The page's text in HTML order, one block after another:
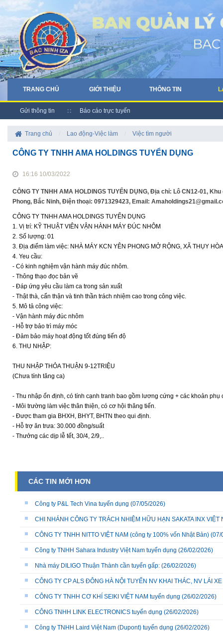
TRANG CHỦ GIỚI THIỆU THÔNG TIN
Gửi thông tin Báo cáo trực tuyến
Trang chủ Lao động-Việc làm Việc tìm người
CÔNG TY TNHH AMA HOLDINGS TUYỂN DỤNG
16:16 10/03/2022
CÔNG TY TNHH AMA HOLDINGS TUYỂN DỤNG, Địa chỉ: Lô CN12-01,
Phong, Bắc Ninh, Điện thoại: 0971329423, Email:
CÔNG TY TNHH AMA HOLDINGS TUYỂN DỤNG
1. Vị trí: KỸ THUẬT VIÊN VẬN HÀNH MÁY ĐÚC NHÔM
2. Số lượng: 01
3. Địa điểm làm việc: NHÀ MÁY KCN YÊN PHONG MỞ RỘNG, XÃ THỤY
4. Yeu cầu:
- Có kinh nghiệm vận hành máy đúc nhôm.
- Thông thạo đọc bản vẽ
- Đáp ứng yêu cầu làm ca trong sản xuất
- Thật thà, cẩn thận và tinh thần trách nhiệm cao trong công việc.
5. Mô tả công việc:
- Vận hành máy đúc nhôm
- Hỗ trợ bảo trì máy móc
- Đảm bảo máy hoạt động tốt đúng tiến độ
6. THU NHẬP:
THU NHẬP THỎA THUẬN 9-12TRIỆU
(Chưa tính tăng ca)
- Thu nhập ổn định, có tính cạnh tranh bao gồm lương cứng + các khoản
- Môi trường làm việc thân thiện, có cơ hội thăng tiến.
- Được tham gia BHXH, BHYT, BHTN theo qui định.
- Hỗ trợ ăn trưa: 30.000 đồng/suất
- Thưởng các dịp lễ tết, 30/4, 2/9,..
CÁC TIN MỚI HƠN
Công ty P&L Tech Vina tuyển dụng (07/05/2026)
CHI NHÁNH CÔNG TY TRÁCH NHIỆM HỮU HẠN SAKATA INX
CÔNG TY TNHH NITTO VIỆT NAM (công ty 100% vốn Nhật Bản) (07/
Công ty TNHH Sahara Industry Việt Nam tuyển dụng (26/02/2026)
Nhà máy DILIGO Thuận Thành cần tuyển gấp: (26/02/2026)
CÔNG TY CP ALS ĐÔNG HÀ NỘI TUYỂN NV KHAI THÁC, NV LÁI
CÔNG TY TNHH CƠ KHÍ SEIKI VIỆT NAM tuyển dụng (26/02/2026)
CÔNG TNHH LINK ELECTRONICS tuyển dụng (26/02/2026)
Công ty TNHH Laird Việt Nam (Dupont) tuyển dụng (26/02/2026)